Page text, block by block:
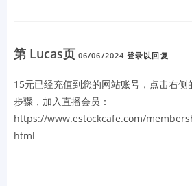
第 Lucas页 06/06/2024 登录以回复
15元已经充值到您的网站账号，点击右
步骤，加入直播会员：
https://www.estockcafe.com/
html